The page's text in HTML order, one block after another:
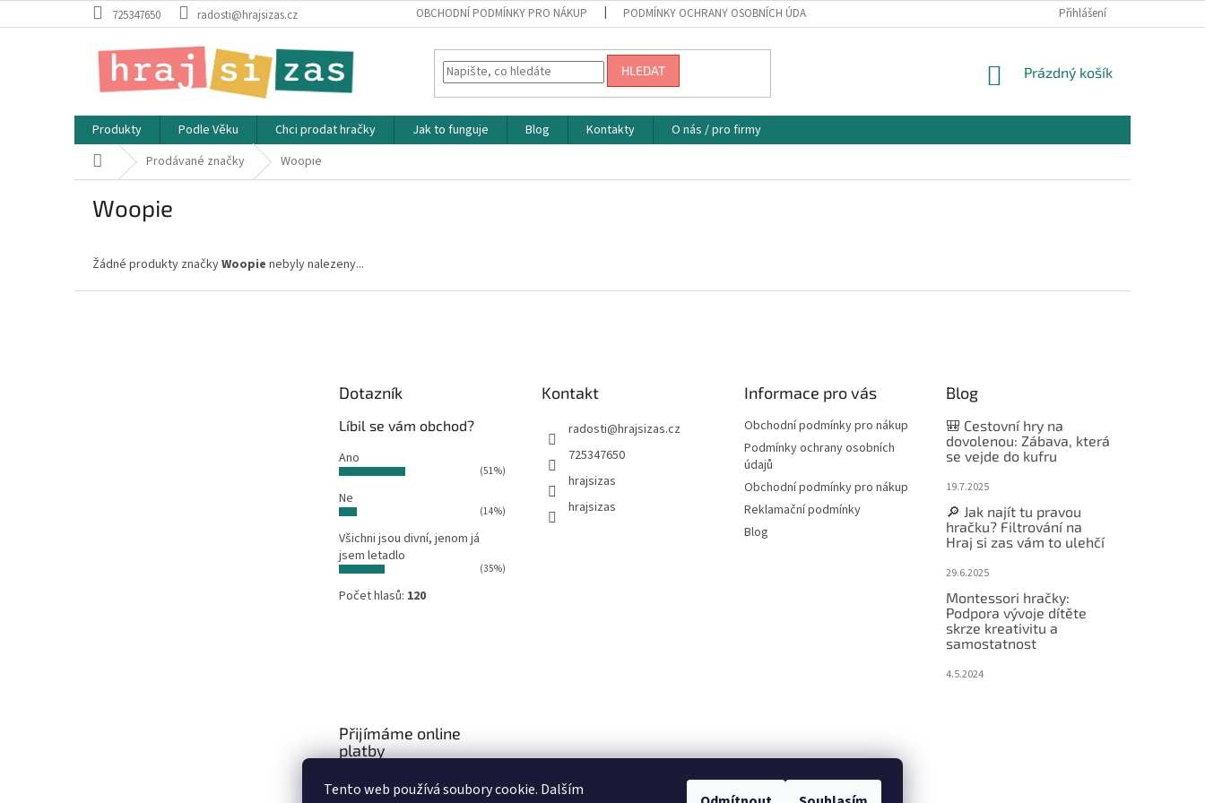
Tento web používá soubory cookie. Dalším
na
725347650 radosti@hrajsizas.cz OBCHODNÍ PODMÍNKY PRO NÁKUP PODMÍNKY OCHRANY OSOBNÍCH ÚDAJŮ REKLAMAČNÍ PODMÍNKY
Přihlášení
HLEDAT
NÁKUPNÍ
Prázdný košík
Produkty Podle Věku Chci prodat hračky Jak to funguje Blog Kontakty
O nás / pro firmy
Domů Prodávané značky Woopie
Woopie
Žádné produkty značkyWoopie nebyly nalezeny...
Dotazník
Líbil se vám obchod?
Ano
(51%)
Ne
(14%)
Všichni jsou divní, jenom já
jsem letadlo
(35%)
Počet hlasů: 120
Kontakt
radosti@hrajsizas.cz
725347650
hrajsizas
hrajsizas
Informace pro vás
Obchodní podmínky pro nákup
Podmínky ochrany osobních
údajů
Obchodní podmínky pro nákup
Reklamační podmínky
Blog
Blog
🎒 Cestovní hry na
dovolenou: Zábava, která
se vejde do kufru
19.7.2025
🔎 Jak najít tu pravou
hračku? Filtrování na
Hraj si zas vám to ulehčí
29.6.2025
Montessori hračky:
Podpora vývoje dítěte
skrze kreativitu a
samostatnost
4.5.2024
Přijímáme online
platby